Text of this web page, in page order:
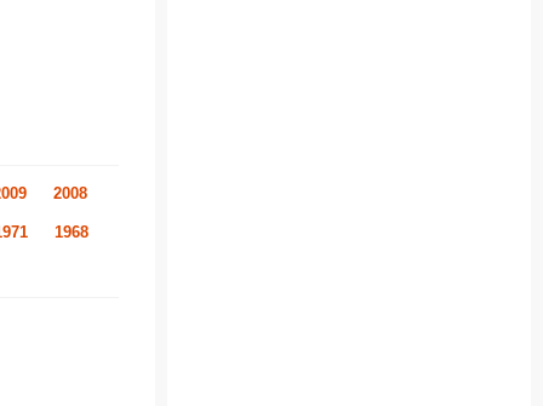
2008
1968